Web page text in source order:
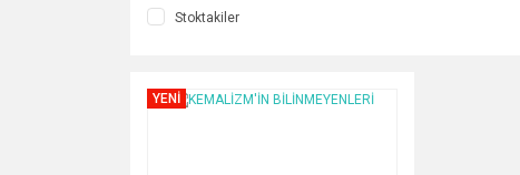
Stoktakiler
YENİ